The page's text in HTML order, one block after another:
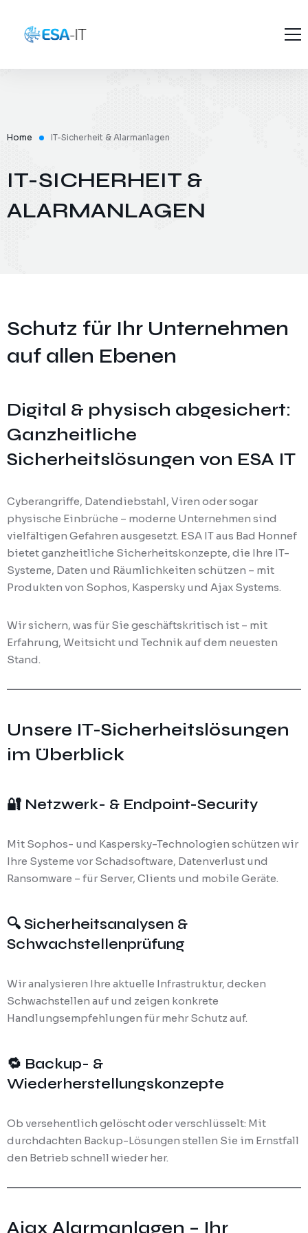
Karriere
Konditionen
Projekte
Dienstleistungen
Home IT-Sicherheit & Alarmanlagen
IT-SICHERHEIT &
ALARMANLAGEN
Schutz für Ihr Unternehmen
auf allen Ebenen
Digital & physisch abgesichert:
Ganzheitliche
Sicherheitslösungen von ESA IT
Cyberangriffe, Datendiebstahl, Viren oder sogar
physische Einbrüche – moderne Unternehmen sind
vielfältigen Gefahren ausgesetzt. ESA IT aus Bad Honnef
bietet ganzheitliche Sicherheitskonzepte, die Ihre IT-
Systeme, Daten und Räumlichkeiten schützen – mit
Produkten von Sophos, Kaspersky und Ajax Systems.
Wir sichern, was für Sie geschäftskritisch ist – mit
Erfahrung, Weitsicht und Technik auf dem neuesten
Stand.
Unsere IT-Sicherheitslösungen
im Überblick
🔐 Netzwerk- & Endpoint-Security
Mit Sophos- und Kaspersky-Technologien schützen wir
Ihre Systeme vor Schadsoftware, Datenverlust und
Ransomware – für Server, Clients und mobile Geräte.
🔍 Sicherheitsanalysen &
Schwachstellenprüfung
Wir analysieren Ihre aktuelle Infrastruktur, decken
Schwachstellen auf und zeigen konkrete
Handlungsempfehlungen für mehr Schutz auf.
🔁 Backup- &
Wiederherstellungskonzepte
Ob versehentlich gelöscht oder verschlüsselt: Mit
durchdachten Backup-Lösungen stellen Sie im Ernstfall
den Betrieb schnell wieder her.
Ajax Alarmanlagen – Ihr